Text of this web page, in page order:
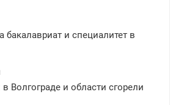
и специалитет в
Волгограде и области сгорели